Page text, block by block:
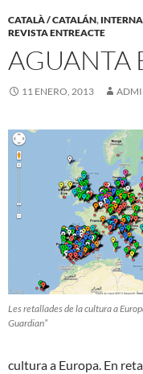
CATALÀ / CATALÁN,
REVISTA ENTREACTE
AGUANTA
11 ENERO, 2013
Les retallades de la cultura a
Guardian”
cultura a Europa. En